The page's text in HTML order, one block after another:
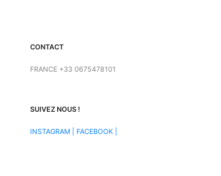
CONTACT
FRANCE +33 0675478101
SUIVEZ NOUS !
INSTAGRAM FACEBOOK |